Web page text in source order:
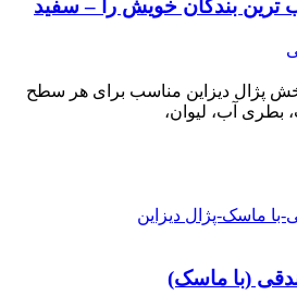
ترین بندگان خویش را – سفید
پژال دیزاین مناسب برای هر سطح
بطری آب، لیوان،
(با ماسک)